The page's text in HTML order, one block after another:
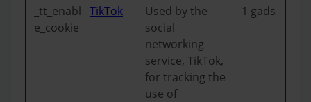
_tt_enabl
e_cookie
TikTok
Used by the
social
networking
service, TikTok,
for tracking the
use of
1 gads